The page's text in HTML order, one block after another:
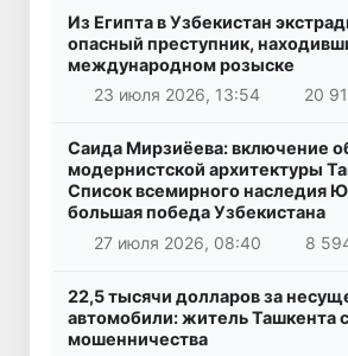
Из Египта в Узбекистан
опасный преступник,
международном розыске
23 июля 2026, 13:54
20
Саида Мирзиёева: включение
модернистской архитектуры
Список всемирного наследия
большая победа Узбекистана
27 июля 2026, 08:40
8
22,5 тысячи долларов за
автомобили: житель Ташкента
мошенничества